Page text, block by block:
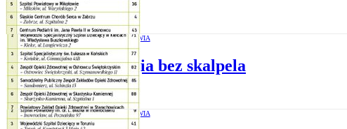
OCHRONA ZDROWIA
Chirurgia bez skalpela
OCHRONA ZDROWIA